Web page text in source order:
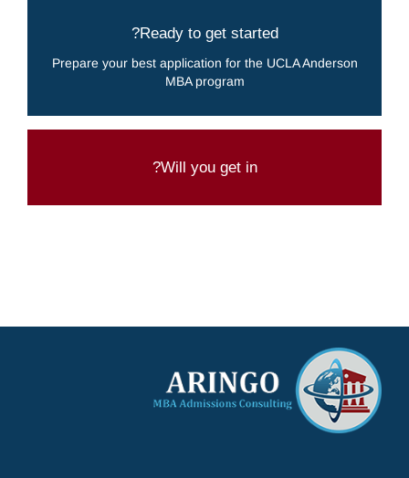
Ready to get started?
Prepare your best application for the UCLA Anderson
MBA program
For more information
CONTACT ARINGO TODAY
Will you get in?
Try our admission chances calculator